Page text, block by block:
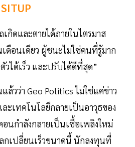
กิดและตายได้ภายในไตรมาส
เดือนเดียว ผู้ชนะไม่ใช่คนที่รู้มาก
ได้เร็ว และปรับได้ดีที่สุด”
ล้วว่า Geo Politics ไม่ใช่แค่ข่าว
ะเทคโนโลยีกลายเป็นอาวุธของ
นกำลังกลายเป็นเชื้อเพลิงใหม่
กเปลี่ยนเร็วขนาดนี้ นักลงทุนที่